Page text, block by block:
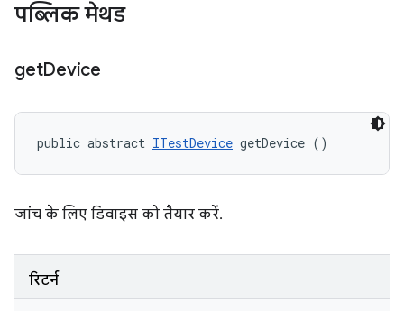
पब्लिक मेथड
getDevice
public abstract ITestDevice getDevice ()
जांच के लिए डिवाइस को तैयार करें.
रिटर्न